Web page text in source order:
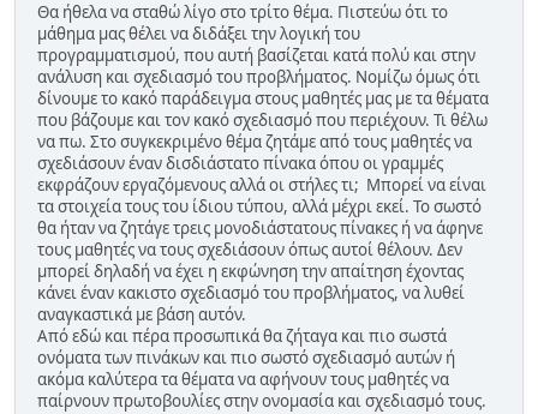
Θα ήθελα να σταθώ λίγο στο τρίτο θέμα. Πιστεύω ότι το
μάθημα μας θέλει να διδάξει την λογική του
προγραμματισμού, που αυτή βασίζεται κατά πολύ και στην
ανάλυση και σχεδιασμό του προβλήματος. Νομίζω όμως ότι
δίνουμε το κακό παράδειγμα στους μαθητές μας με τα θέματα
που βάζουμε και τον κακό σχεδιασμό που περιέχουν. Τι θέλω
να πω. Στο συγκεκριμένο θέμα ζητάμε από τους μαθητές να
σχεδιάσουν έναν δισδιάστατο πίνακα όπου οι γραμμές
εκφράζουν εργαζόμενους αλλά οι στήλες τι; Μπορεί να είναι
τα στοιχεία τους του ίδιου τύπου, αλλά μέχρι εκεί. Το σωστό
θα ήταν να ζητάγε τρεις μονοδιάστατους πίνακες ή να άφηνε
τους μαθητές να τους σχεδιάσουν όπως αυτοί θέλουν. Δεν
μπορεί δηλαδή να έχει η εκφώνηση την απαίτηση έχοντας
κάνει έναν κακιστο σχεδιασμό του προβλήματος, να λυθεί
αναγκαστικά με βάση αυτόν.
Από εδώ και πέρα προσωπικά θα ζήταγα και πιο σωστά
ονόματα των πινάκων και πιο σωστό σχεδιασμό αυτών ή
ακόμα καλύτερα τα θέματα να αφήνουν τους μαθητές να
παίρνουν πρωτοβουλίες στην ονομασία και σχεδιασμό τους.